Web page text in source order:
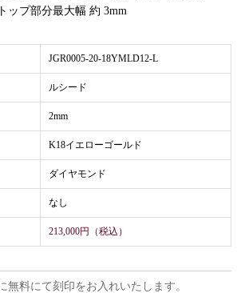
ップ部分最大幅 約 3mm
JGR0005-20-18YMLD12-L
ルシード
2mm
K18イエローゴールド
ダイヤモンド
なし
213,000円（税込）
無料にて刻印をお入れいたします。